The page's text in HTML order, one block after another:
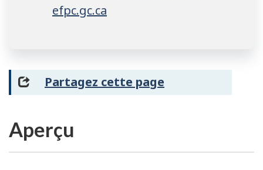
efpc.gc.ca
Partagez cette page
Aperçu